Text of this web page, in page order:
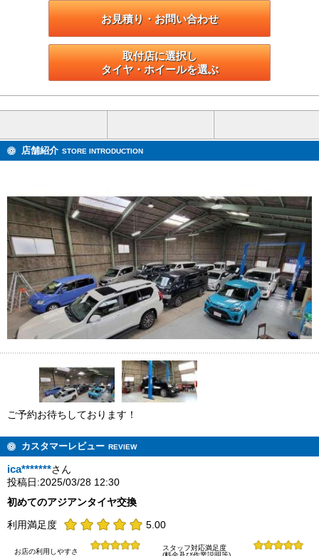
お見積り・お問い合わせ
取付店に選択し
タイヤ・ホイールを選ぶ
店舗紹介 STORE INTRODUCTION
ご予約お待ちしております！
カスタマーレビュー REVIEW
ica*******さん
投稿日:2025/03/28 12:30
初めてのアジアンタイヤ交換
利用満足度
5.00
お店の利用しやすさ
スタッフ対応満足度